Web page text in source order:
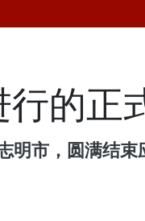
的正
明市，圆满结